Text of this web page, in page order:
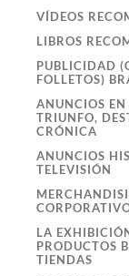
VÍDEOS
LIBROS
PUBLICIDAD
FOLLETOS)
ANUNCIOS EN
TRIUNFO,
CRÓNICA
ANUNCIOS
TELEVISIÓN
LA
PRODUCTOS
TIENDAS